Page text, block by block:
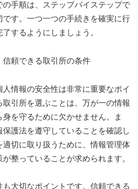
手順は、ステップバイステップで
す。一つ一つの手続きを確実に行
するようにしましょう。
頼できる取引所の条件
情報の安全性は非常に重要なポイ
取引所を選ぶことは、万が一の情報
を守るために欠かせません。ま
護法を遵守していることを確認し
適切に取り扱うために、情報管理体
整っていることが求められます。
大切なポイントです。信頼できる